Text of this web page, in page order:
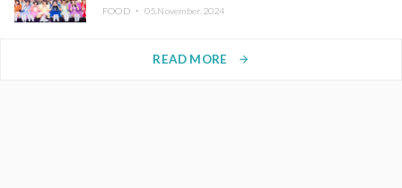
FOOD ・ 05.November.2024
READ MORE arrow_forward